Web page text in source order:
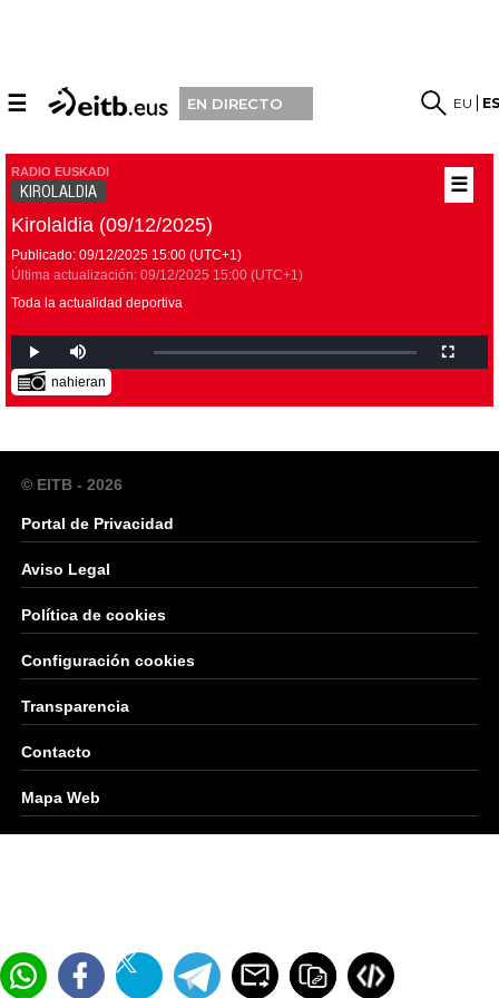
☰ EN DIRECTO EU
☰
RADIO EUSKADI
KIROLALDIA
Kirolaldia (09/12/2025)
Publicado: 09/12/2025 15:00 (UTC+1)
Última actualización: 09/12/2025 15:00 (UTC+1)
Toda la actualidad deportiva
nahieran
© EITB - 2026
Portal de Privacidad
Aviso Legal
Política de cookies
Configuración cookies
Transparencia
Contacto
Mapa Web